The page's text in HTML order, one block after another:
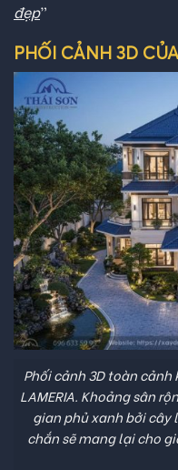
đẹp”
PHỐI CẢNH 3D
Phối cảnh 3D toàn
LAMERIA. Khoảng sân
gian phủ xanh bởi cây
chắn sẽ mang lại cho